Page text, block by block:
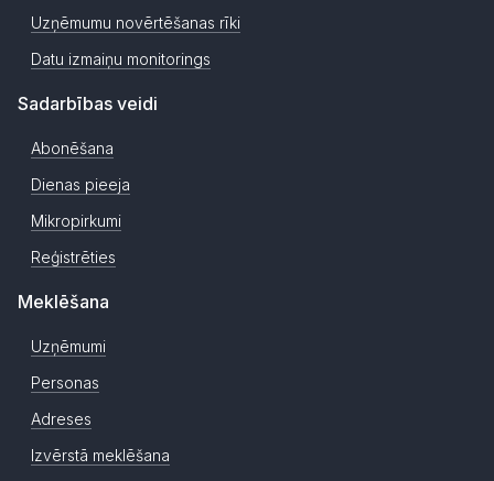
Uzņēmumu novērtēšanas rīki
Datu izmaiņu monitorings
Sadarbības veidi
Abonēšana
Dienas pieeja
Mikropirkumi
Reģistrēties
Meklēšana
Uzņēmumi
Personas
Adreses
Izvērstā meklēšana